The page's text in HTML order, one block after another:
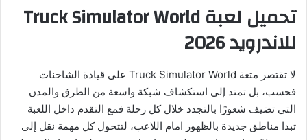
تحميل لعبة Truck Simulator World
للاندرويد 2026
لا تقتصر متعة Truck Simulator World على قيادة الشاحنات
فحسب، بل تمتد إلى استكشاف شبكة واسعة من الطرق والمدن
التي تضيف شعورًا بالتجدد خلال كل رحلة فمع التقدم داخل اللعبة
تبدا مناطق جديدة بالظهور امام اللاعب، لتتحول كل مهمة نقل إلى